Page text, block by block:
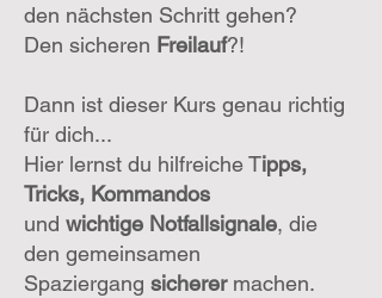
den nächsten Schritt gehen?
Den sicheren Freilauf?!
Dann ist dieser Kurs genau richtig
für dich...
Hier lernst du hilfreiche Tipps,
Tricks, Kommandos
und wichtige Notfallsignale, die
den gemeinsamen
Spaziergang sicherermachen.